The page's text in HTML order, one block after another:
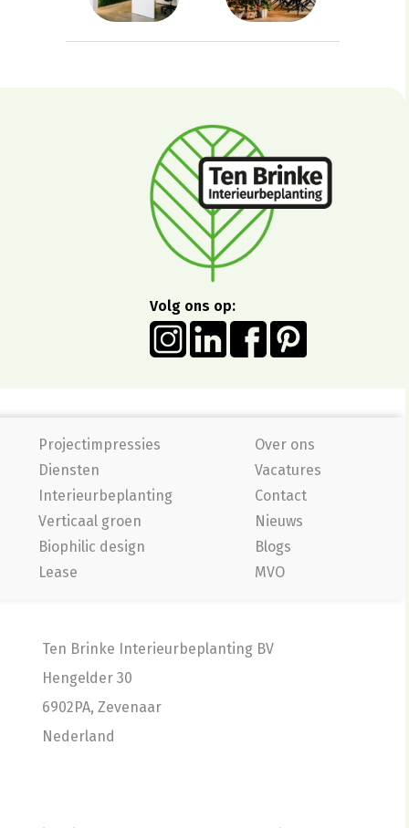
Volg ons op:
Projectimpressies
Diensten
Interieurbeplanting
Verticaal groen
Biophilic design
Lease
Over ons
Vacatures
Contact
Nieuws
Blogs
MVO
Ten Brinke Interieurbeplanting BV
Hengelder 30
6902PA, Zevenaar
Nederland